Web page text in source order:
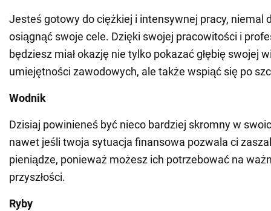
Jesteś gotowy do ciężkiej i intensywnej pracy, niemal
osiągnąć swoje cele. Dzięki swojej pracowitości i
będziesz miał okazję nie tylko pokazać głębię swojej
umiejętności zawodowych, ale także wspiąć się po
Wodnik
Dzisiaj powinieneś być nieco bardziej skromny w
nawet jeśli twoja sytuacja finansowa pozwala ci
pieniądze, ponieważ możesz ich potrzebować na
przyszłości.
Ryby